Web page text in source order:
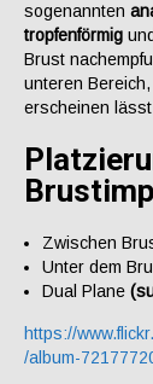
sogenannten
tropfenförmig
Brust
unteren
erscheinen
Zwischen
Unter dem
Dual Plane
https://
/album-